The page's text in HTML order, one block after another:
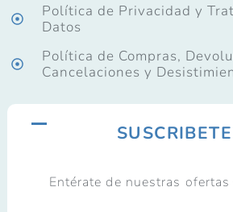
Política de Privacidad y
Datos
Política de Compras,
Cancelaciones y
SUSCRIBETE
Entérate de nuestras